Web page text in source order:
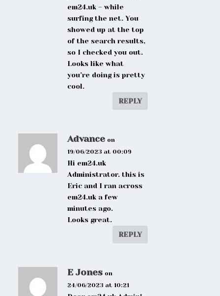
em24.uk – while
surfing the net. You
showed up at the top
of the search results,
so I checked you out.
Looks like what
you’re doing is pretty
cool.
REPLY
Advance on
19/06/2023 at 00:09
Hi em24.uk
Administrator. this is
Eric and I ran across
em24.uk a few
minutes ago.
Looks great.
REPLY
E Jones on
24/06/2023 at 10:21